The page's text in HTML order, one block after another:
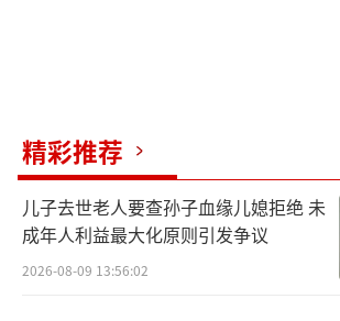
精彩推荐
儿子去世老人要查孙子血缘儿媳拒绝 未
成年人利益最大化原则引发争议
2026-08-09 13:56:02